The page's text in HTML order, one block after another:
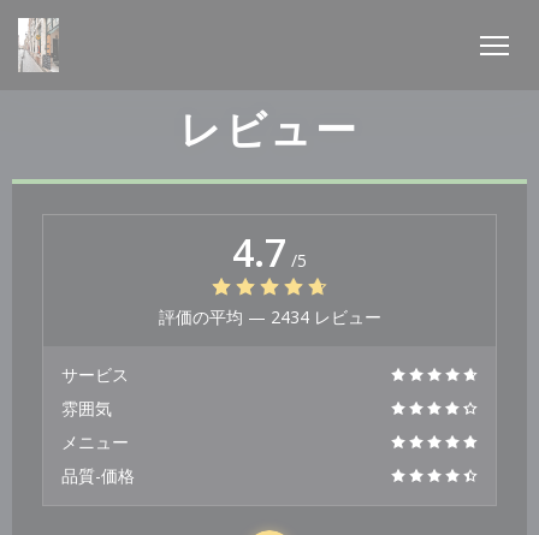
クッキー利用の管理について
レビュー
4.7 /5
評価の平均 — 2434 レビュー
サービス
雰囲気
メニュー
品質-価格